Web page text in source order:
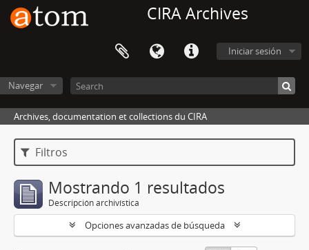
CIRA Archives
Iniciar sesión
Navegar
Archives, documentation et collections du CIRA
Filtros
Mostrando 1 resultados
Descripción archivística
Opciones avanzadas de búsqueda